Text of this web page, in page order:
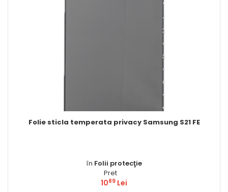
temperata privacy Samsung S21 FE
Folii protecţie